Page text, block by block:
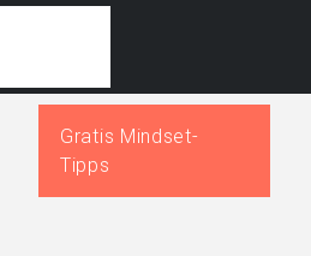
Gratis Mindset-
Tipps